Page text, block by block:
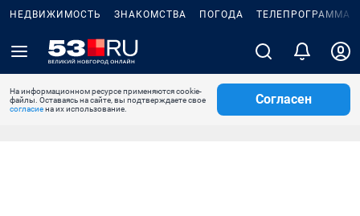
НЕДВИЖИМОСТЬ ЗНАКОМСТВА ПОГОДА ТЕЛЕПРОГРАММА
На информационном ресурсе применяются cookie-
файлы. Оставаясь на сайте, вы подтверждаете свое
согласиена их использование.
Согласен